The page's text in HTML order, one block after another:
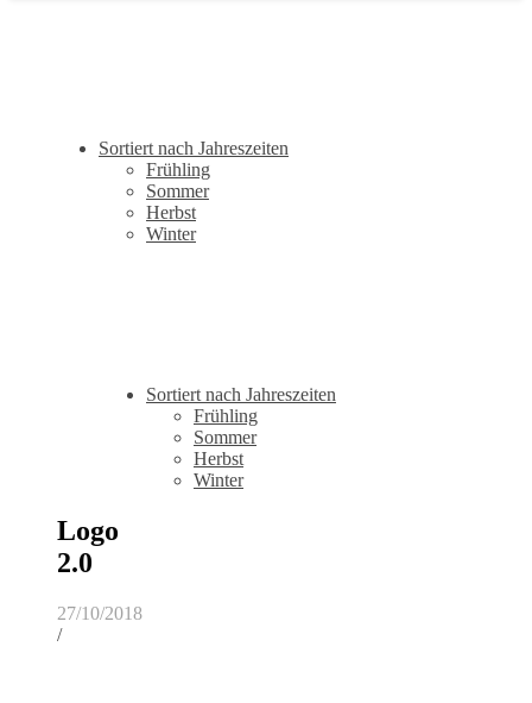
Sortiert nach Jahreszeiten
Frühling
Sommer
Herbst
Winter
Sortiert nach Jahreszeiten
Frühling
Sommer
Herbst
Winter
Logo
2.0
27/10/2018
/